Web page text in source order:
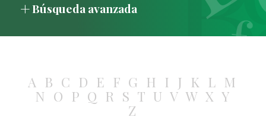
Búsqueda avanzada
A B C D E F G H I J K L M
N O P Q R S T U V W X Y
Z